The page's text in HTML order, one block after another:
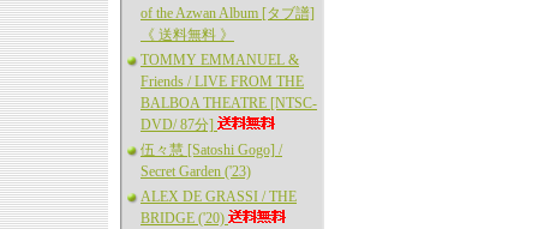
of the Azwan Album [タブ譜]
《 送料無料 》
TOMMY EMMANUEL &
Friends / LIVE FROM THE
BALBOA THEATRE [NTSC-
DVD/ 87分]
伍々慧 [Satoshi Gogo] /
Secret Garden ('23)
ALEX DE GRASSI / THE
BRIDGE ('20)